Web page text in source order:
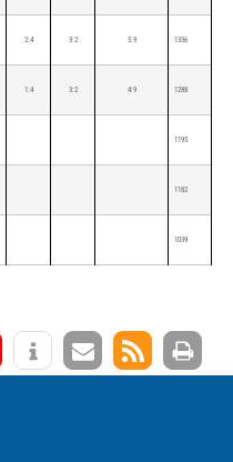
2:4 3:2 5:9 1356
1:4 3:2 4:9 1288
1195
1182
1039